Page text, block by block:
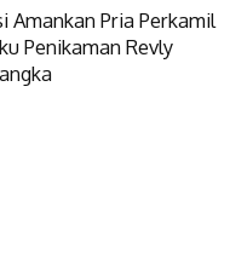
Amankan Pria Perkamil
Penikaman Revly